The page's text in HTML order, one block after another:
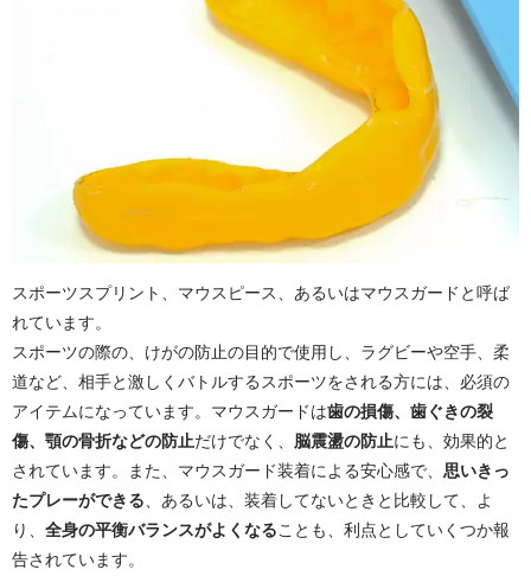
スポーツスプリント、マウスピース、あるいはマウスガードと呼ば
れています。
スポーツの際の、けがの防止の目的で使用し、ラグビーや空手、柔
道など、相手と激しくバトルするスポーツをされる方には、必須の
アイテムになっています。マウスガードは歯の損傷、歯ぐきの裂
傷、顎の骨折などの防止だけでなく、 脳震盪の防止にも、効果的と
されています。また、マウスガード装着による安心感で、 思いきっ
たプレーができる、あるいは、装着してないときと比較して、よ
り、 全身の平衡バランスがよくなることも、利点としていくつか報
告されています。